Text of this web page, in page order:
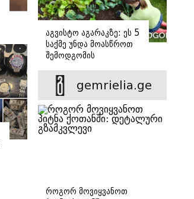
აგვისტო აგარაკზე: ეს 5
საქმე უნდა მოასწროთ
შემოდგომის
gemrielia.ge
როგორ მოვიყვანოთ